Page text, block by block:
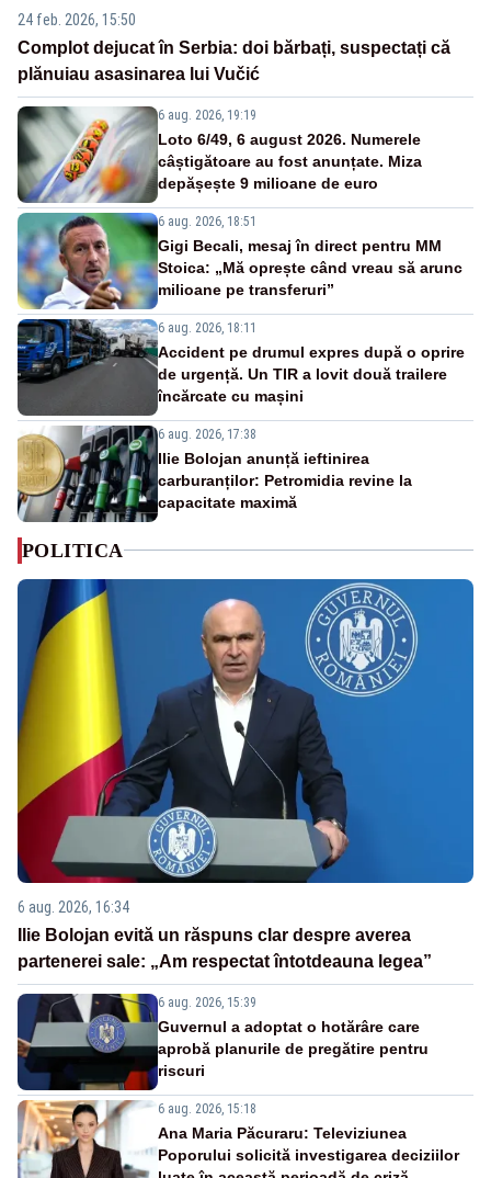
24 feb. 2026, 15:50
Complot dejucat în Serbia: doi bărbați, suspectați că
plănuiau asasinarea lui Vučić
6 aug. 2026, 19:19
Loto 6/49, 6 august 2026. Numerele
câștigătoare au fost anunțate. Miza
depășește 9 milioane de euro
6 aug. 2026, 18:51
Gigi Becali, mesaj în direct pentru MM
Stoica: „Mă oprește când vreau să arunc
milioane pe transferuri”
6 aug. 2026, 18:11
Accident pe drumul expres după o oprire
de urgență. Un TIR a lovit două trailere
încărcate cu mașini
6 aug. 2026, 17:38
Ilie Bolojan anunță ieftinirea
carburanților: Petromidia revine la
capacitate maximă
POLITICA
6 aug. 2026, 16:34
Ilie Bolojan evită un răspuns clar despre averea
partenerei sale: „Am respectat întotdeauna legea”
6 aug. 2026, 15:39
Guvernul a adoptat o hotărâre care
aprobă planurile de pregătire pentru
riscuri
6 aug. 2026, 15:18
Ana Maria Păcuraru: Televiziunea
Poporului solicită investigarea deciziilor